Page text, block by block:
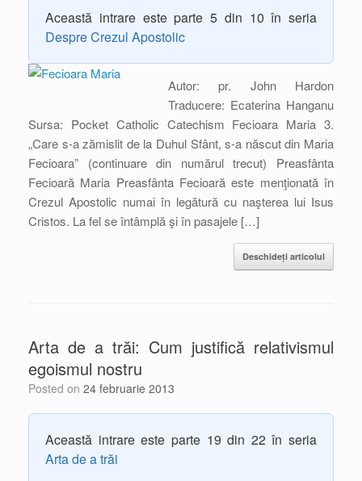
Această intrare este parte 5 din 10 în seria
Despre Crezul Apostolic
Autor: pr. John Hardon
Traducere: Ecaterina Hanganu
Sursa: Pocket Catholic Catechism Fecioara Maria 3.
„Care s-a zămislit de la Duhul Sfânt, s-a născut din Maria
Fecioara” (continuare din numărul trecut) Preasfânta
Fecioară Maria Preasfânta Fecioară este menţionată în
Crezul Apostolic numai în legătură cu naşterea lui Isus
Cristos. La fel se întâmplă şi în pasajele […]
Deschideți articolul
Arta de a trăi: Cum justifică relativismul
egoismul nostru
Posted on 24 februarie 2013
Această intrare este parte 19 din 22 în seria
Arta de a trăi